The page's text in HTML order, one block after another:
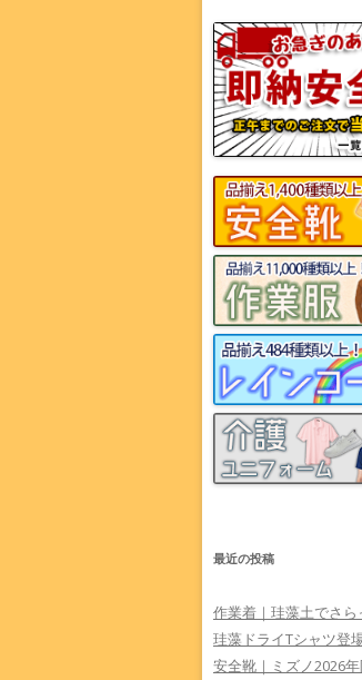
最近の投稿
作業着｜珪藻土でさら
珪藻ドライTシャツ登
安全靴｜ミズノ2026